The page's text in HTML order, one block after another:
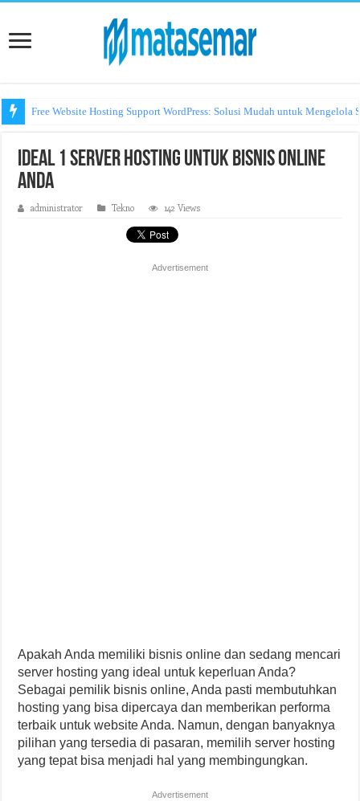
Free Website Hosting Support WordPress: Solusi Mudah untuk Mengelola
Ideal 1 Server Hosting untuk Bisnis Online
Anda
administrator Tekno 142 Views
Advertisement
Apakah Anda memiliki bisnis online dan sedang mencari
server hosting yang ideal untuk keperluan Anda?
Sebagai pemilik bisnis online, Anda pasti membutuhkan
hosting yang bisa dipercaya dan memberikan performa
terbaik untuk website Anda. Namun, dengan banyaknya
pilihan yang tersedia di pasaran, memilih server hosting
yang tepat bisa menjadi hal yang membingungkan.
Advertisement